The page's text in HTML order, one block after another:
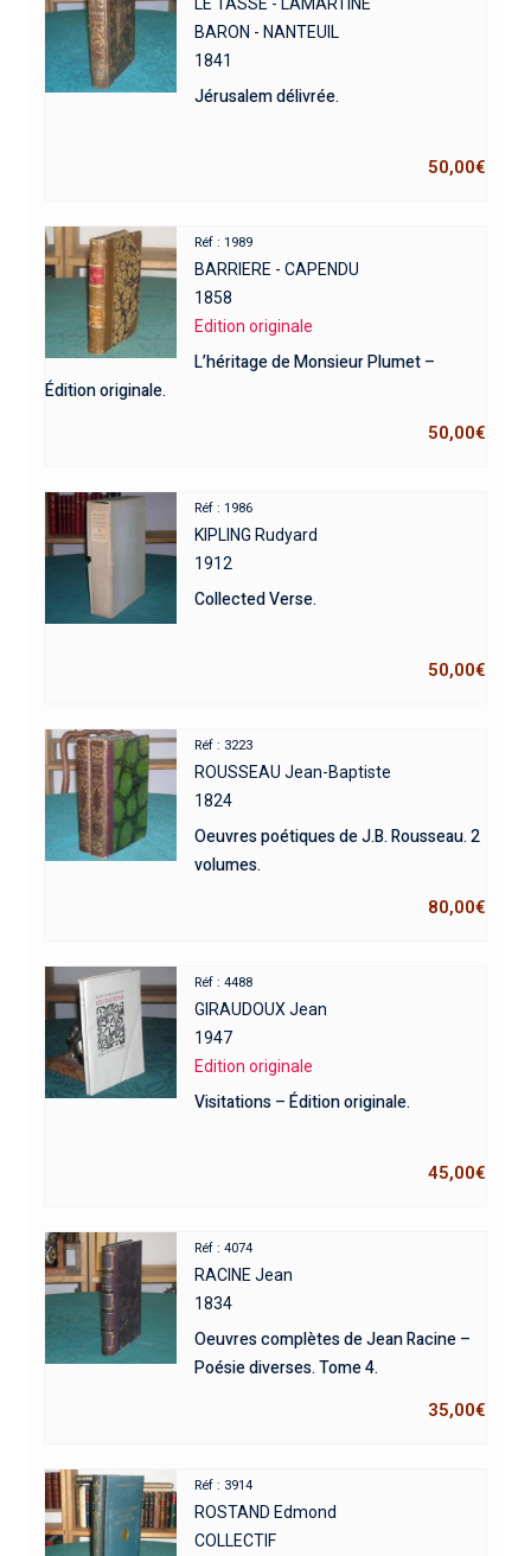
BARON - NANTEUIL
1841
Jérusalem délivrée.
50,00€
Réf : 1989
BARRIERE - CAPENDU
1858
Edition originale
L’héritage de Monsieur Plumet –
Édition originale.
50,00€
Réf : 1986
KIPLING Rudyard
1912
Collected Verse.
50,00€
Réf : 3223
ROUSSEAU Jean-Baptiste
1824
Oeuvres poétiques de J.B. Rousseau. 2
volumes.
80,00€
Réf : 4488
GIRAUDOUX Jean
1947
Edition originale
Visitations – Édition originale.
45,00€
Réf : 4074
RACINE Jean
1834
Oeuvres complètes de Jean Racine –
Poésie diverses. Tome 4.
35,00€
Réf : 3914
ROSTAND Edmond
COLLECTIF